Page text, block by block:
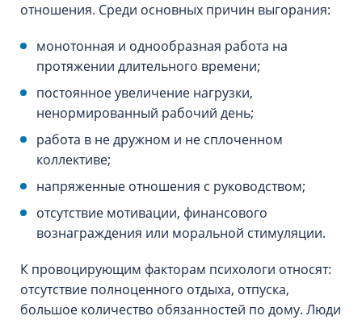
отношения. Среди основных причин выгорания:
монотонная и однообразная работа на
протяжении длительного времени;
постоянное увеличение нагрузки,
ненормированный рабочий день;
работа в не дружном и не сплоченном
коллективе;
напряженные отношения с руководством;
отсутствие мотивации, финансового
вознаграждения или моральной стимуляции.
К провоцирующим факторам психологи относят:
отсутствие полноценного отдыха, отпуска,
большое количество обязанностей по дому. Люди